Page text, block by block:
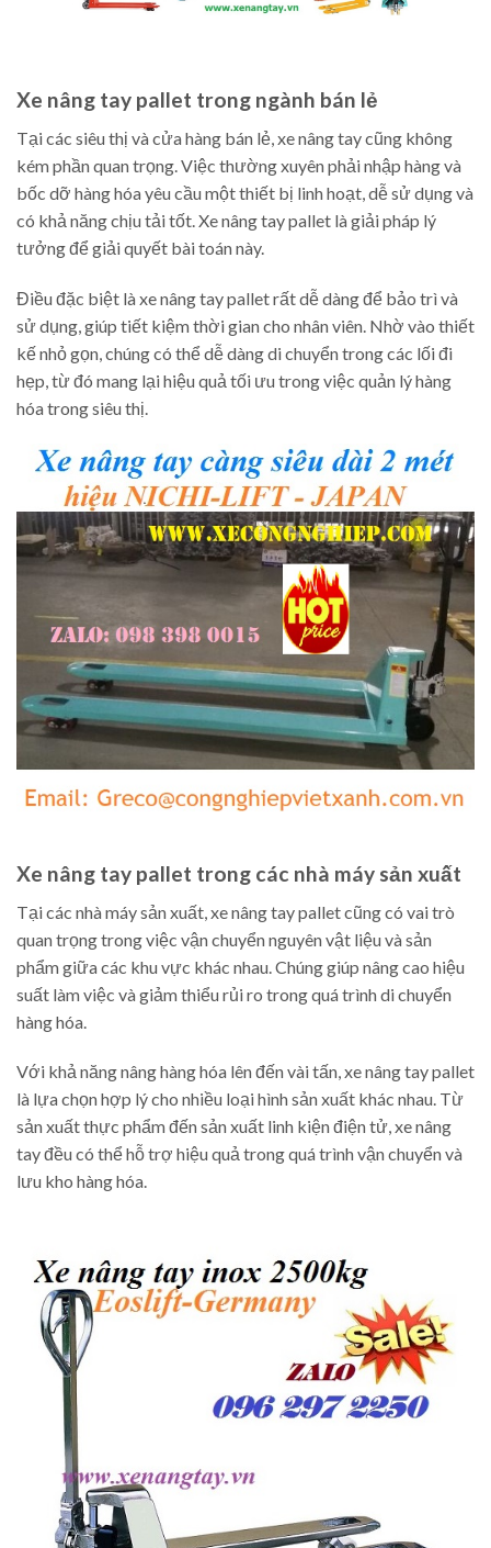
Xe nâng tay pallet trong ngành bán lẻ
Tại các siêu thị và cửa hàng bán lẻ, xe nâng tay cũng không
kém phần quan trọng. Việc thường xuyên phải nhập hàng và
bốc dỡ hàng hóa yêu cầu một thiết bị linh hoạt, dễ sử dụng và
có khả năng chịu tải tốt. Xe nâng tay pallet là giải pháp lý
tưởng để giải quyết bài toán này.
Điều đặc biệt là xe nâng tay pallet rất dễ dàng để bảo trì và
sử dụng, giúp tiết kiệm thời gian cho nhân viên. Nhờ vào thiết
kế nhỏ gọn, chúng có thể dễ dàng di chuyển trong các lối đi
hẹp, từ đó mang lại hiệu quả tối ưu trong việc quản lý hàng
hóa trong siêu thị.
Xe nâng tay pallet trong các nhà máy sản xuất
Tại các nhà máy sản xuất, xe nâng tay pallet cũng có vai trò
quan trọng trong việc vận chuyển nguyên vật liệu và sản
phẩm giữa các khu vực khác nhau. Chúng giúp nâng cao hiệu
suất làm việc và giảm thiểu rủi ro trong quá trình di chuyển
hàng hóa.
Với khả năng nâng hàng hóa lên đến vài tấn, xe nâng tay pallet
là lựa chọn hợp lý cho nhiều loại hình sản xuất khác nhau. Từ
sản xuất thực phẩm đến sản xuất linh kiện điện tử, xe nâng
tay đều có thể hỗ trợ hiệu quả trong quá trình vận chuyển và
lưu kho hàng hóa.